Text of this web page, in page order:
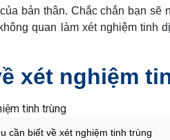
bản thân. Chắc chắn bạn sẽ
quan làm xét nghiệm tinh
xét nghiệm
cần biết về xét nghiệm tinh trùng